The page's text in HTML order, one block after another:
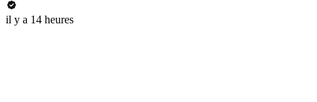
il y a 14 heures